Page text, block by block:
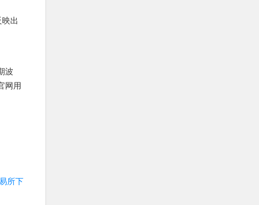
出
波
网用
所下